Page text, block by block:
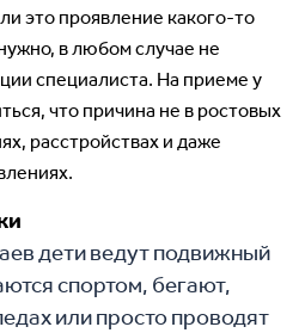
это проявление какого-то
в любом случае не
специалиста. На приеме у
что причина не в ростовых
расстройствах и даже
дети ведут подвижный
спортом, бегают,
или просто проводят